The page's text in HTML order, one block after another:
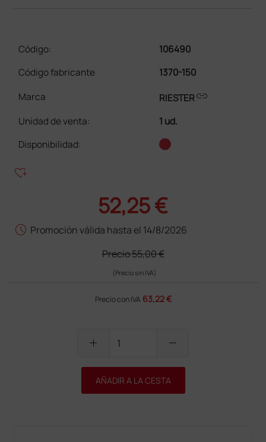
Código:
106490
Código fabricante
1370-150
Marca
RIESTERlink
Unidad de venta:
1 ud.
Disponibilidad:
heart_plus
52,25 €
schedule Promoción válida hasta el 14/8/2026
Precio55,00 €
(Precio sin IVA)
Precio con IVA 63,22 €
add remove
AÑADIR A LA CESTA